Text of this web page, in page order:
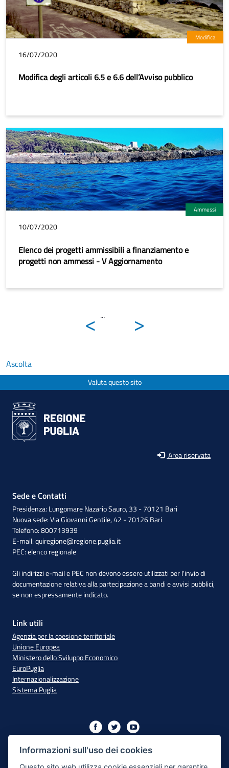
Modifica
16/07/2020
Modifica degli articoli 6.5 e 6.6 dell’Avviso pubblico
Ammessi
10/07/2020
Elenco dei progetti ammissibili a finanziamento e
progetti non ammessi - V Aggiornamento
< ... >
Ascolta
Valuta questo sito
Area riservata
Sede e Contatti
Presidenza: Lungomare Nazario Sauro, 33 - 70121 Bari
Nuova sede: Via Giovanni Gentile, 42 - 70126 Bari
Telefono: 800713939
E-mail:quiregione@regione.puglia.it
PEC:elenco regionale
Gli indirizzi e-mail e PEC non devono essere utilizzati per l'invio di
documentazione relativa alla partecipazione a bandi e avvisi pubblici,
se non espressamente indicato.
Link utili
Agenzia per la coesione territoriale
Unione Europea
Ministero dello Sviluppo Economico
EuroPuglia
Internazionalizzazione
Sistema Puglia
XIII
Informazioni sull'uso dei cookies